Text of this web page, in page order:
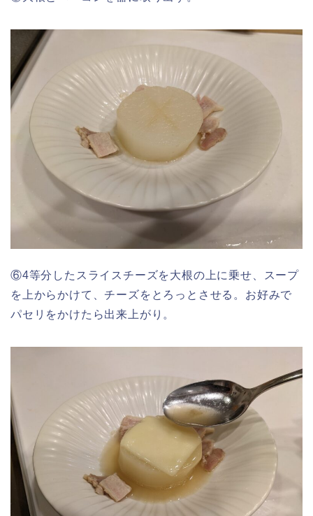
⑥4等分したスライスチーズを大根の上に乗せ、スープ
を上からかけて、チーズをとろっとさせる。お好みで
パセリをかけたら出来上がり。